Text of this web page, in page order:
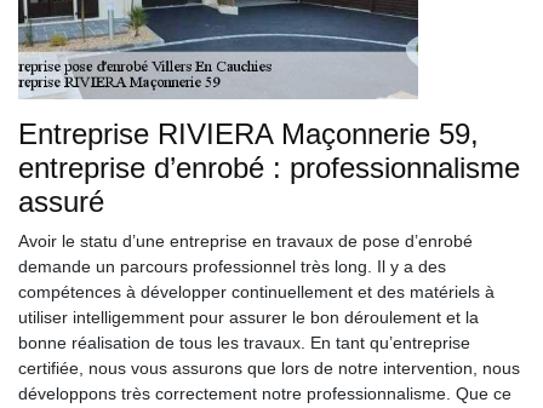
Entreprise RIVIERA Maçonnerie 59,
entreprise d’enrobé : professionnalisme
assuré
Avoir le statu d’une entreprise en travaux de pose d’enrobé
demande un parcours professionnel très long. Il y a des
compétences à développer continuellement et des matériels à
utiliser intelligemment pour assurer le bon déroulement et la
bonne réalisation de tous les travaux. En tant qu’entreprise
certifiée, nous vous assurons que lors de notre intervention, nous
développons très correctement notre professionnalisme. Que ce